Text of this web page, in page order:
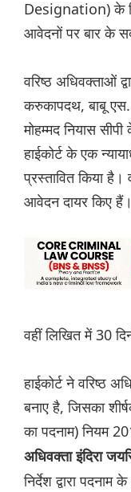
Designation) के
आवेदनों पर बार के
वरिष्ठ अधिवक्ताओं
करुकापदथ, बाबू
मोहम्मद नियास
हाईकोर्ट के एक
प्रस्तावित किया
आवेदन दायर किए हैं।
वहीं लिखित में 30
हाईकोर्ट ने वरिष्ठ
बनाए है, जिसका
का पदनाम) नियम
अधिवक्ता इंदिरा
निर्देश द्वारा पदनाम